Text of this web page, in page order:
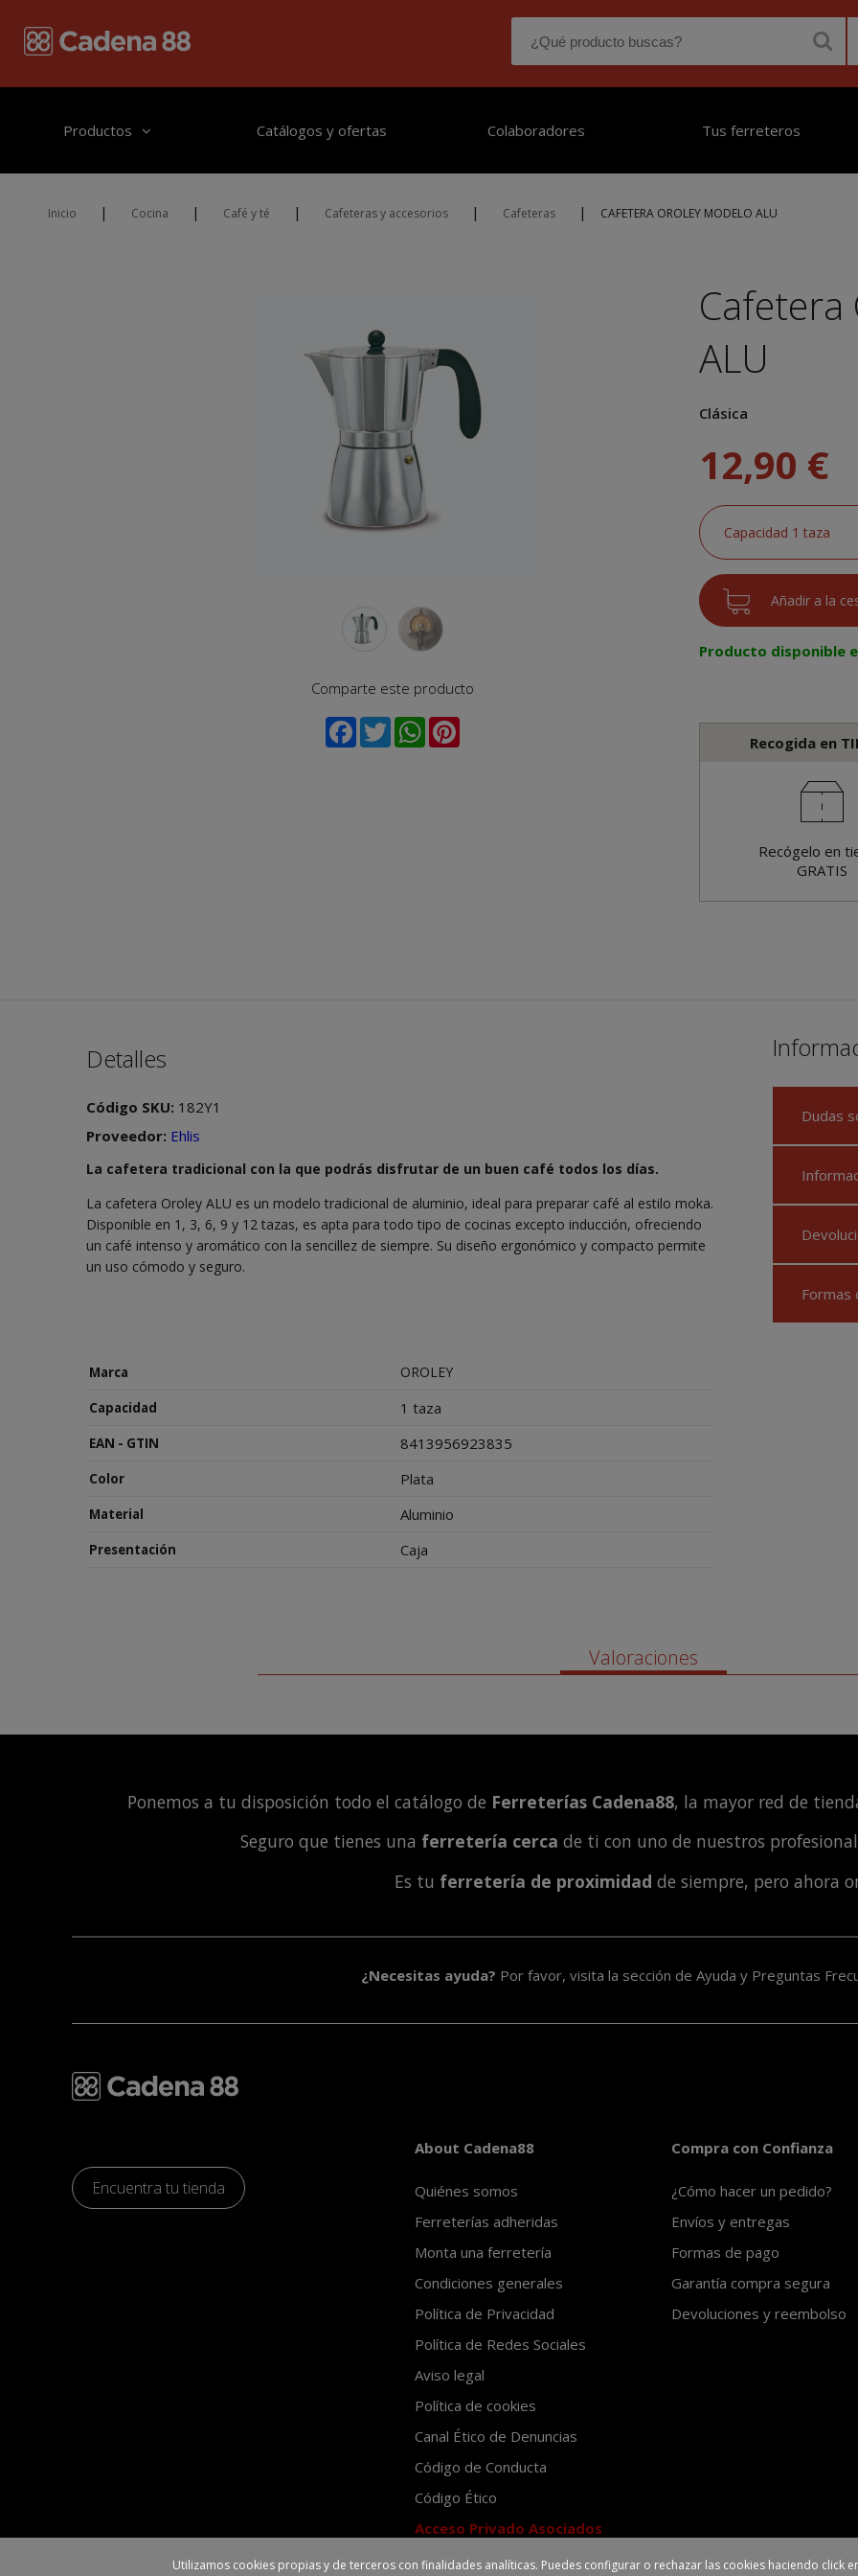
Productos Catálogos y ofertas Colaboradores Tus ferreteros
Inicio | Cocina | Café y té | Cafeteras y accesorios | Cafeteras | CAFETERA OROLEY MODELO ALU
Comparte este producto
Cafetera
ALU
Clásica
12,90 €
Producto disponible
Recogida en
Recógelo en
GRATIS
Detalles
Código SKU: 182Y1
Proveedor: Ehlis
La cafetera tradicional con la que podrás disfrutar de un buen café todos los días.
La cafetera Oroley ALU es un modelo tradicional de aluminio, ideal para preparar café al estilo moka.
Disponible en 1, 3, 6, 9 y 12 tazas, es apta para todo tipo de cocinas excepto inducción, ofreciendo
un café intenso y aromático con la sencillez de siempre. Su diseño ergonómico y compacto permite
un uso cómodo y seguro.
Marca OROLEY
Capacidad 1 taza
EAN - GTIN 8413956923835
Color Plata
Material Aluminio
Presentación Caja
Dudas
Formas
Valoraciones
Ponemos a tu disposición todo el catálogo de Ferreterías Cadena88, la mayor red de
Seguro que tienes una ferretería cerca de ti con uno de nuestros
Es tu ferretería de proximidad de siempre, pero ahora
¿Necesitas ayuda? Por favor, visita la sección de Ayuda y Preguntas
Encuentra tu tienda
About Cadena88
Quiénes somos
Ferreterías adheridas
Monta una ferretería
Condiciones generales
Política de Privacidad
Política de Redes Sociales
Aviso legal
Política de cookies
Canal Ético de Denuncias
Código de Conducta
Código Ético
Acceso Privado Asociados
Compra con Confianza
¿Cómo hacer un pedido?
Envíos y entregas
Formas de pago
Garantía compra segura
Devoluciones y reembolso
Utilizamos cookies propias y de terceros con finalidades analíticas. Puedes configurar o rechazar las cookies haciendo click